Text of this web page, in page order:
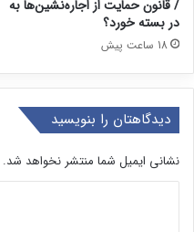
/ قانون حمایت از اجاره‌نشین‌ها به
در بسته خورد؟
18 ساعت پیش
دیدگاهتان را بنویسید
نشانی ایمیل شما منتشر نخواهد شد.